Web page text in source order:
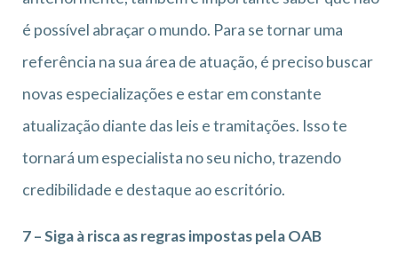
é possível abraçar o mundo. Para se tornar uma
referência na sua área de atuação, é preciso buscar
novas especializações e estar em constante
atualização diante das leis e tramitações. Isso te
tornará um especialista no seu nicho, trazendo
credibilidade e destaque ao escritório.
7 – Siga à risca as regras impostas pela OAB